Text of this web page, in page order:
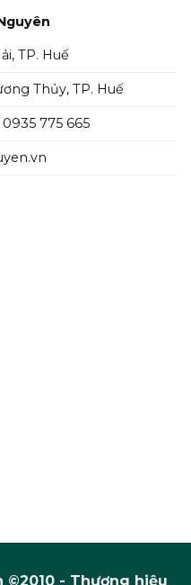
TP. Huế
Thủy, TP. Huế
775 665
©2010 - Thương hiệu